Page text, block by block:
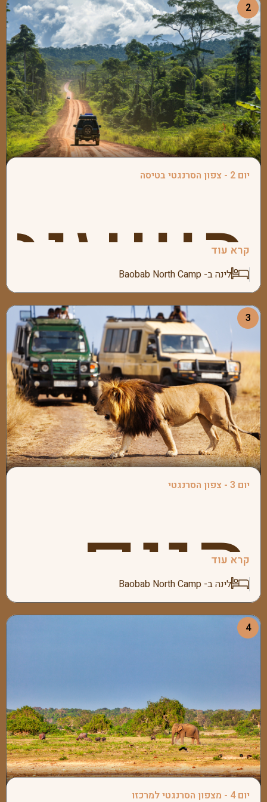
הערב,
למלון
2
יום 2 - צפון הסרנגטי בטיסה
הבוקר
נעלה
קרא עוד
לינה ב- Baobab North Camp
3
יום 3 - צפון הסרנגטי
היום
נקדיש
קרא עוד
לינה ב- Baobab North Camp
4
יום 4 - מצפון הסרנגטי למרכזו